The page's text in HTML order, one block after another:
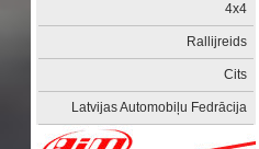
4x4
Rallijreids
Cits
Latvijas Automobiļu Fedrācija